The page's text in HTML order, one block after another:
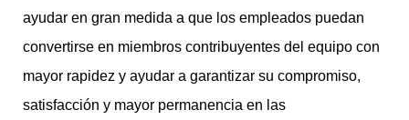
ayudar en gran medida a que los empleados puedan
convertirse en miembros contribuyentes del equipo con
mayor rapidez y ayudar a garantizar su compromiso,
satisfacción y mayor permanencia en las